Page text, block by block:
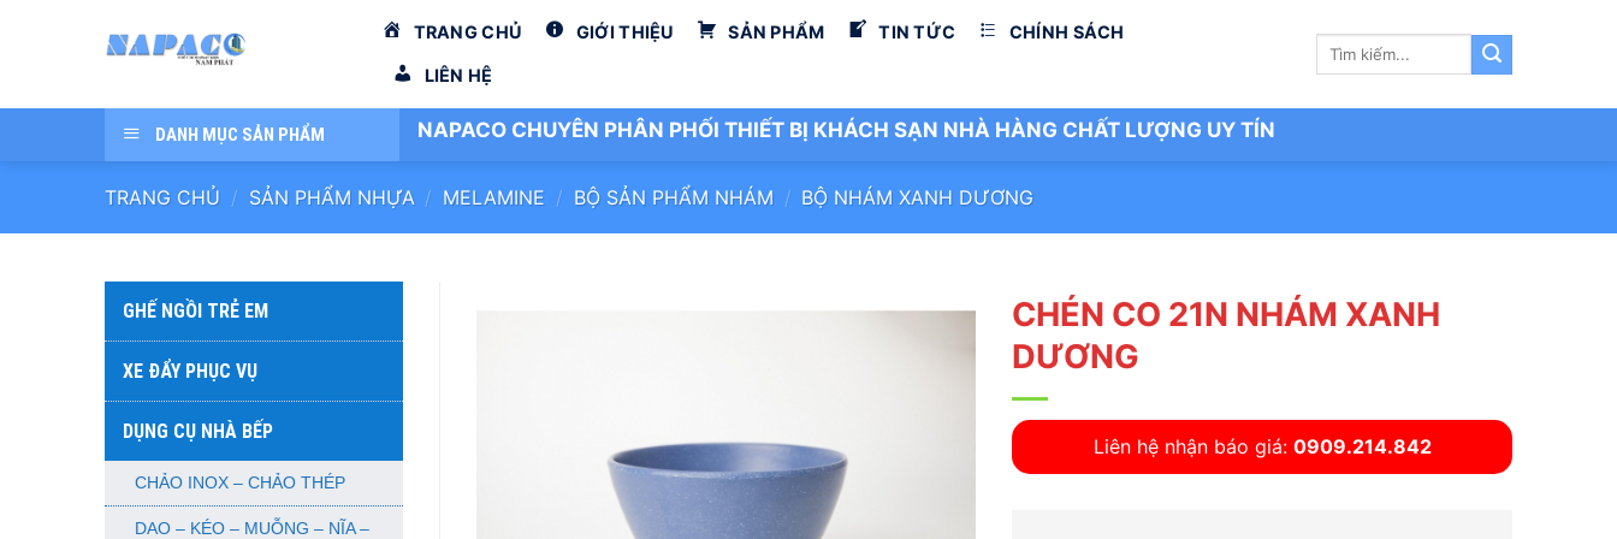
dung
TRANG CHỦ GIỚI THIỆU SẢN PHẨM TIN TỨC CHÍNH SÁCH
LIÊN HỆ
Tìm
DANH MỤC SẢN PHẨM NAPACO CHUYÊN PHÂN PHỐI THIẾT BỊ KHÁCH SẠN NHÀ HÀNG CHẤT LƯỢNG UY TÍN
TRANG CHỦ / SẢN PHẨM NHỰA / MELAMINE / BỘ SẢN PHẨM NHÁM / BỘ NHÁM XANH DƯƠNG
GHẾ NGỒI TRẺ EM
XE ĐẨY PHỤC VỤ
DỤNG CỤ NHÀ BẾP
CHẢO INOX – CHẢO THÉP
DAO – KÉO – MUỖNG – NĨA –
CHÉN CO 21N NHÁM XANH
DƯƠNG
Liên hệ nhận báo giá: 0909.214.842